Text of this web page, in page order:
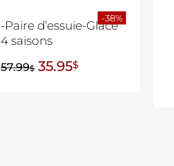
-Paire d’essuie-Glace
4 saisons
57.99$ 35.95$
-38%